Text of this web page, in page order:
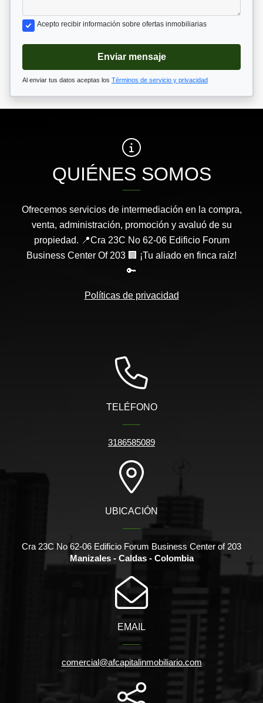
Acepto recibir información sobre ofertas inmobiliarias
Enviar mensaje
Al enviar tus datos aceptas los Términos de servicio y privacidad
QUIÉNES SOMOS
Ofrecemos servicios de intermediación en la compra,
venta, administración, promoción y avaluó de su
propiedad. 📍Cra 23C No 62-06 Edificio Forum
Business Center Of 203 🏢 ¡Tu aliado en finca raíz!
🔑
Políticas de privacidad
TELÉFONO
3186585089
UBICACIÓN
Cra 23C No 62-06 Edificio Forum Business Center of 203
Manizales - Caldas - Colombia
EMAIL
comercial@afcapitalinmobiliario.com